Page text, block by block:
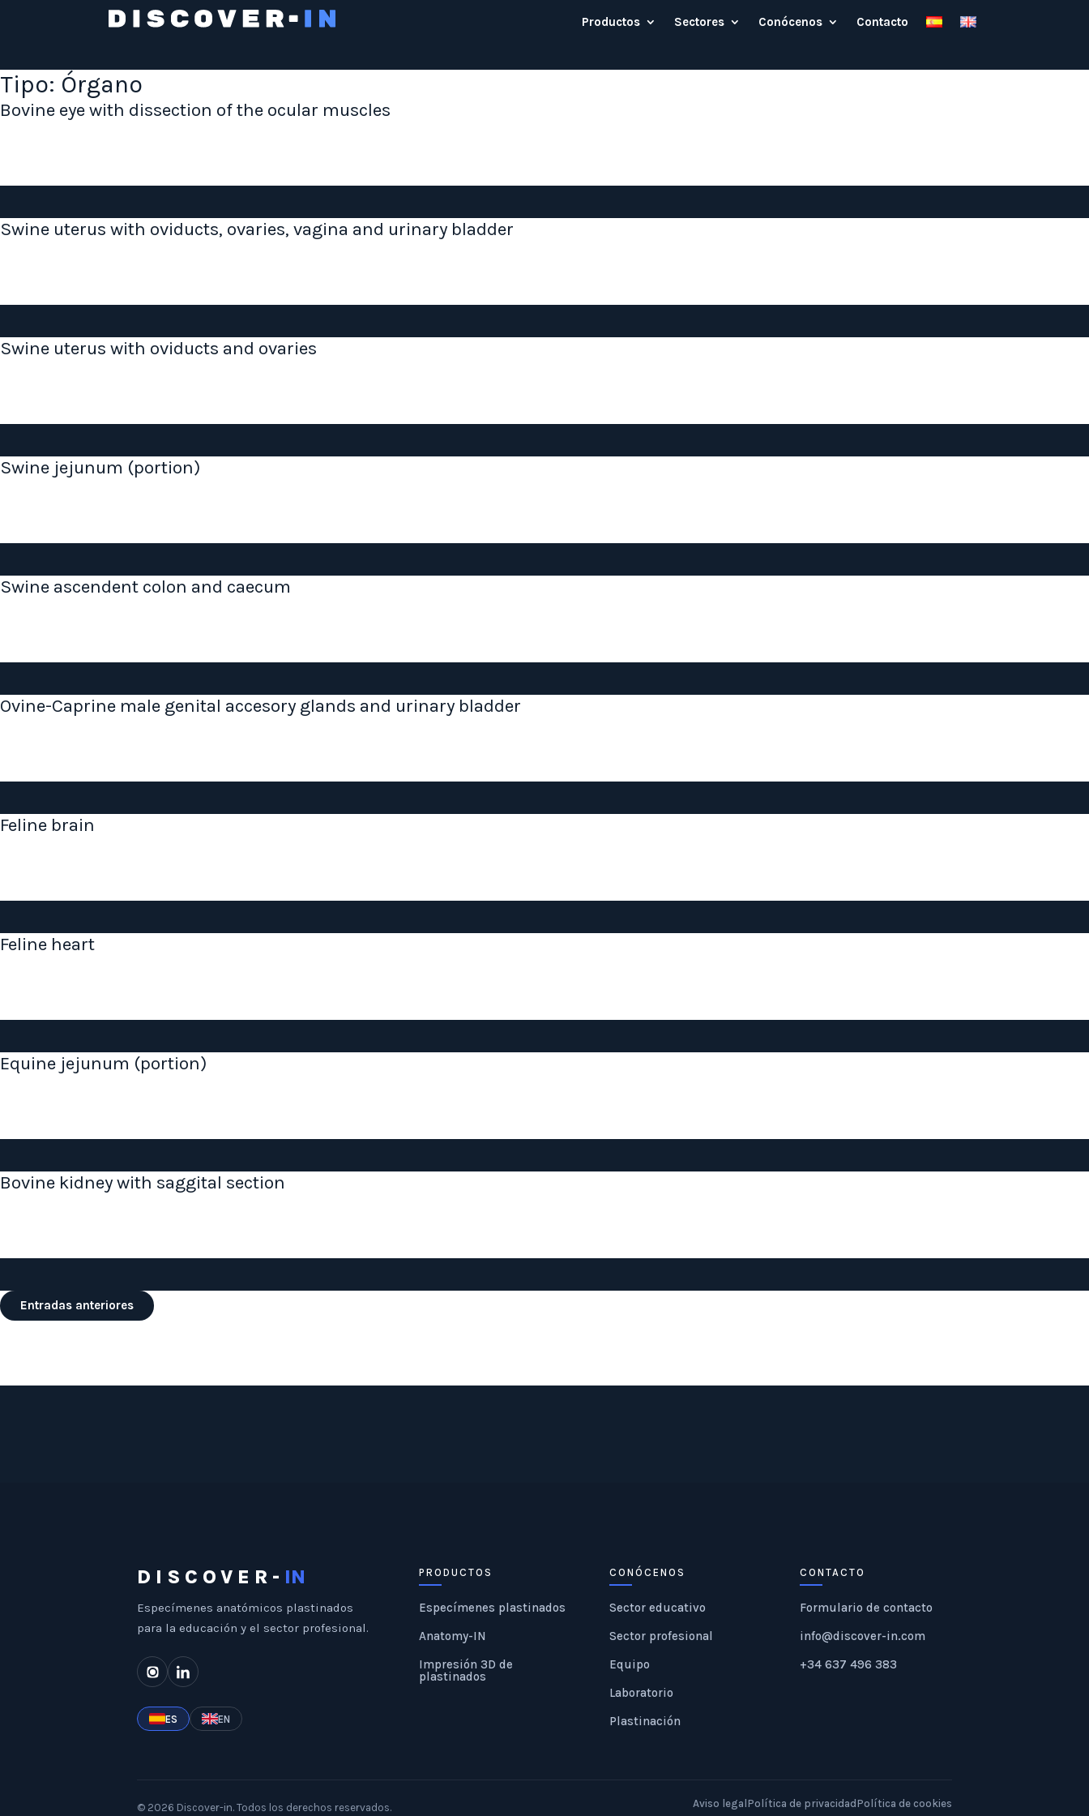
Productos Sectores Conócenos Contacto
Tipo: Órgano
Bovine eye with dissection of the ocular muscles
Swine uterus with oviducts, ovaries, vagina and urinary bladder
Swine uterus with oviducts and ovaries
Swine jejunum (portion)
Swine ascendent colon and caecum
Ovine-Caprine male genital accesory glands and urinary bladder
Feline brain
Feline heart
Equine jejunum (portion)
Bovine kidney with saggital section
Navegación
de
Entradas anteriores
DISCOVER- IN
Especímenes anatómicos plastinados
para la educación y el sector profesional.
ES EN
PRODUCTOS
Especímenes plastinados
Anatomy-IN
Impresión 3D de
plastinados
CONÓCENOS
Sector educativo
Sector profesional
Equipo
Laboratorio
Plastinación
CONTACTO
Formulario de contacto
info@discover-in.com
+34 637 496 383
© 2026 Discover-in.Todos los derechos reservados. Aviso legal Política de privacidad Política de cookies